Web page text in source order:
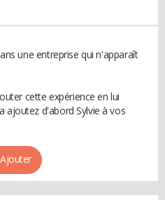
une entreprise qui n'apparaît
cette expérience en lui
ajoutez d'abord Sylvie à vos
Ajouter